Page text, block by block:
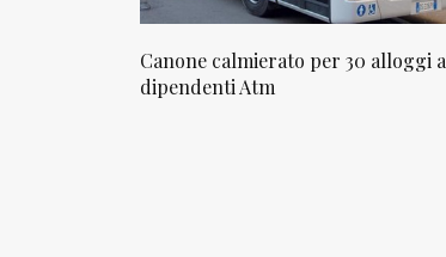
Canone calmierato per 30 alloggi a
dipendenti Atm